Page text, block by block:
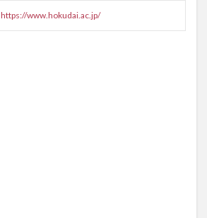
https://www.hokudai.ac.jp/